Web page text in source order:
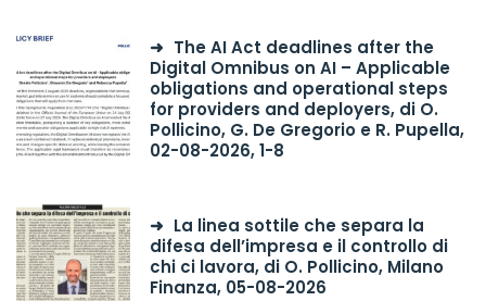
The AI Act deadlines after the
Digital Omnibus on AI – Applicable
obligations and operational steps
for providers and deployers, di O.
Pollicino, G. De Gregorio e R. Pupella,
02-08-2026, 1-8
La linea sottile che separa la
difesa dell’impresa e il controllo di
chi ci lavora, di O. Pollicino, Milano
Finanza, 05-08-2026